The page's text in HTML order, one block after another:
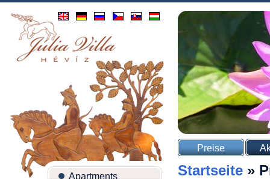
Preise
Apartments Startseite »